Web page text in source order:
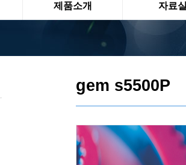
제품소개 자료실
gem s5500P